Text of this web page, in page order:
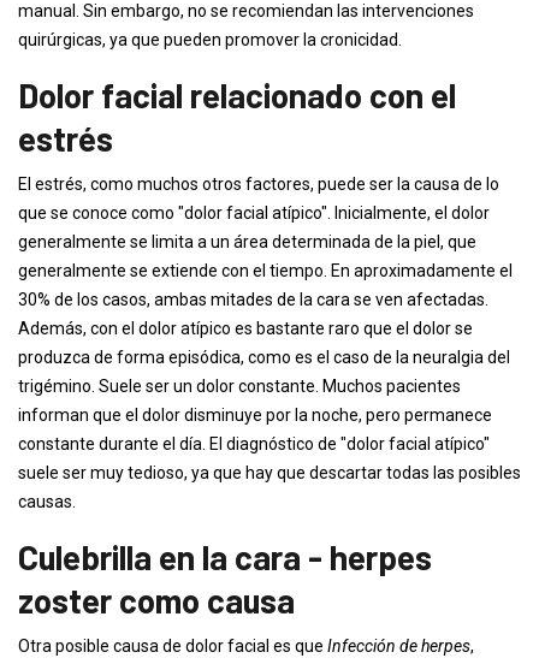
manual. Sin embargo, no se recomiendan las intervenciones
quirúrgicas, ya que pueden promover la cronicidad.
Dolor facial relacionado con el
estrés
El estrés, como muchos otros factores, puede ser la causa de lo
que se conoce como "dolor facial atípico". Inicialmente, el dolor
generalmente se limita a un área determinada de la piel, que
generalmente se extiende con el tiempo. En aproximadamente el
30% de los casos, ambas mitades de la cara se ven afectadas.
Además, con el dolor atípico es bastante raro que el dolor se
produzca de forma episódica, como es el caso de la neuralgia del
trigémino. Suele ser un dolor constante. Muchos pacientes
informan que el dolor disminuye por la noche, pero permanece
constante durante el día. El diagnóstico de "dolor facial atípico"
suele ser muy tedioso, ya que hay que descartar todas las posibles
causas.
Culebrilla en la cara - herpes
zoster como causa
Otra posible causa de dolor facial es que Infección de herpes,